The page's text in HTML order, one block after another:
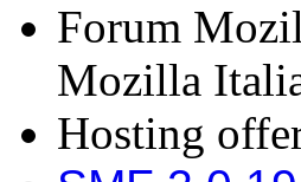
Forum
Mozilla
Hosting